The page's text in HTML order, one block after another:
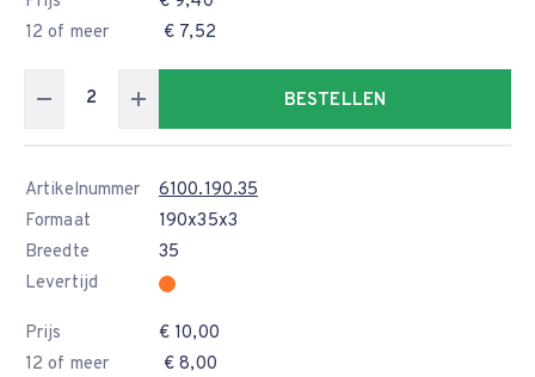
12 of meer
€ 7,52
BESTELLEN
Artikelnummer
6100.190.35
Formaat
190x35x3
Breedte
35
Levertijd
Prijs
€ 10,00
12 of meer
€ 8,00